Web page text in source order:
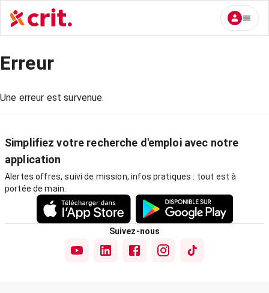
Erreur
Une erreur est survenue.
Simplifiez votre recherche d'emploi avec notre
application
Alertes offres, suivi de mission, infos pratiques : tout est à
portée de main.
Suivez-nous